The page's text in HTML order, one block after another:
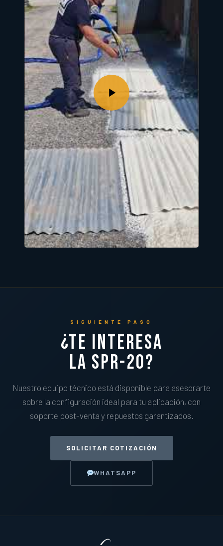
SIGUIENTE PASO
¿Te interesa
la SPR-20?
Nuestro equipo técnico está disponible para asesorarte
sobre la configuración ideal para tu aplicación, con
soporte post-venta y repuestos garantizados.
SOLICITAR COTIZACIÓN
WHATSAPP